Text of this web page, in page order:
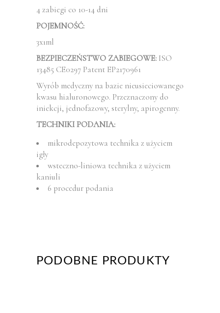
4 zabiegi co 10-14 dni
POJEMNOŚĆ:
3x1ml
BEZPIECZEŃSTWO ZABIEGOWE: ISO
13485 CE0297 Patent EP2170961
Wyrób medyczny na bazie nieusieciowanego
kwasu hialuronowego. Przeznaczony do
iniekcji, jednofazowy, sterylny, apirogenny.
TECHNIKI PODANIA:
mikrodepozytowa technika z użyciem
igły
wsteczno-liniowa technika z użyciem
kaniuli
6 procedur podania
PODOBNE PRODUKTY